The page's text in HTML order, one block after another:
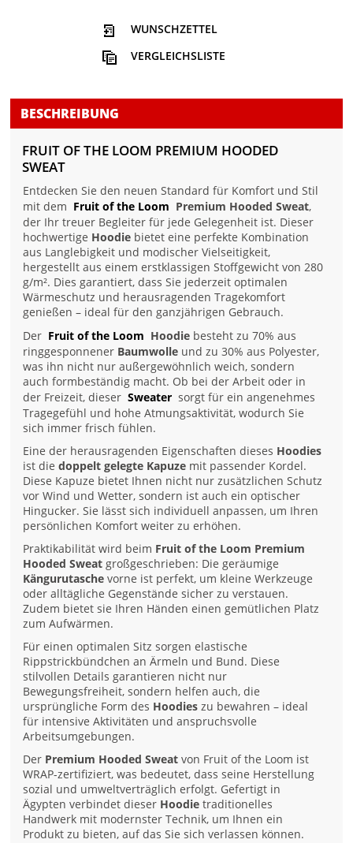
WUNSCHZETTEL
VERGLEICHSLISTE
BESCHREIBUNG
FRUIT OF THE LOOM PREMIUM HOODED
SWEAT
Entdecken Sie den neuen Standard für Komfort und Stil
mit dem Fruit of the Loom Premium Hooded Sweat,
der Ihr treuer Begleiter für jede Gelegenheit ist. Dieser
hochwertige Hoodie bietet eine perfekte Kombination
aus Langlebigkeit und modischer Vielseitigkeit,
hergestellt aus einem erstklassigen Stoffgewicht von 280
g/m². Dies garantiert, dass Sie jederzeit optimalen
Wärmeschutz und herausragenden Tragekomfort
genießen – ideal für den ganzjährigen Gebrauch.
Der Fruit of the Loom Hoodie besteht zu 70% aus
ringgesponnener Baumwolle und zu 30% aus Polyester,
was ihn nicht nur außergewöhnlich weich, sondern
auch formbeständig macht. Ob bei der Arbeit oder in
der Freizeit, dieser Sweater sorgt für ein angenehmes
Tragegefühl und hohe Atmungsaktivität, wodurch Sie
sich immer frisch fühlen.
Eine der herausragenden Eigenschaften dieses Hoodies
ist diedoppelt gelegte Kapuze mit passender Kordel.
Diese Kapuze bietet Ihnen nicht nur zusätzlichen Schutz
vor Wind und Wetter, sondern ist auch ein optischer
Hingucker. Sie lässt sich individuell anpassen, um Ihren
persönlichen Komfort weiter zu erhöhen.
Praktikabilität wird beim Fruit of the Loom Premium
Hooded Sweat großgeschrieben: Die geräumige
Kängurutasche vorne ist perfekt, um kleine Werkzeuge
oder alltägliche Gegenstände sicher zu verstauen.
Zudem bietet sie Ihren Händen einen gemütlichen Platz
zum Aufwärmen.
Für einen optimalen Sitz sorgen elastische
Rippstrickbündchen an Ärmeln und Bund. Diese
stilvollen Details garantieren nicht nur
Bewegungsfreiheit, sondern helfen auch, die
ursprüngliche Form des Hoodies zu bewahren – ideal
für intensive Aktivitäten und anspruchsvolle
Arbeitsumgebungen.
Der Premium Hooded Sweat von Fruit of the Loom ist
WRAP-zertifiziert, was bedeutet, dass seine Herstellung
sozial und umweltverträglich erfolgt. Gefertigt in
Ägypten verbindet dieser Hoodie traditionelles
Handwerk mit modernster Technik, um Ihnen ein
Produkt zu bieten, auf das Sie sich verlassen können.